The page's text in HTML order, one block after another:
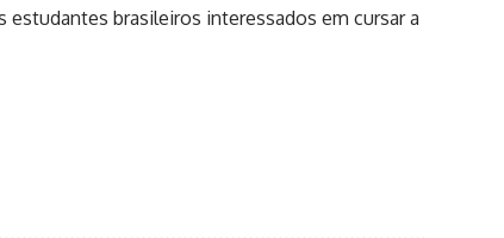
brasileiros interessados em cursar a